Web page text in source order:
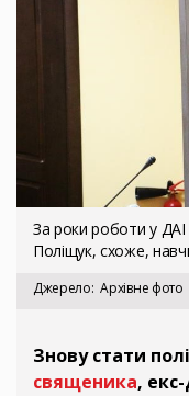
За роки роботи у
Поліщук, схоже,
Джерело Архівне фото
Знову стати
священика,